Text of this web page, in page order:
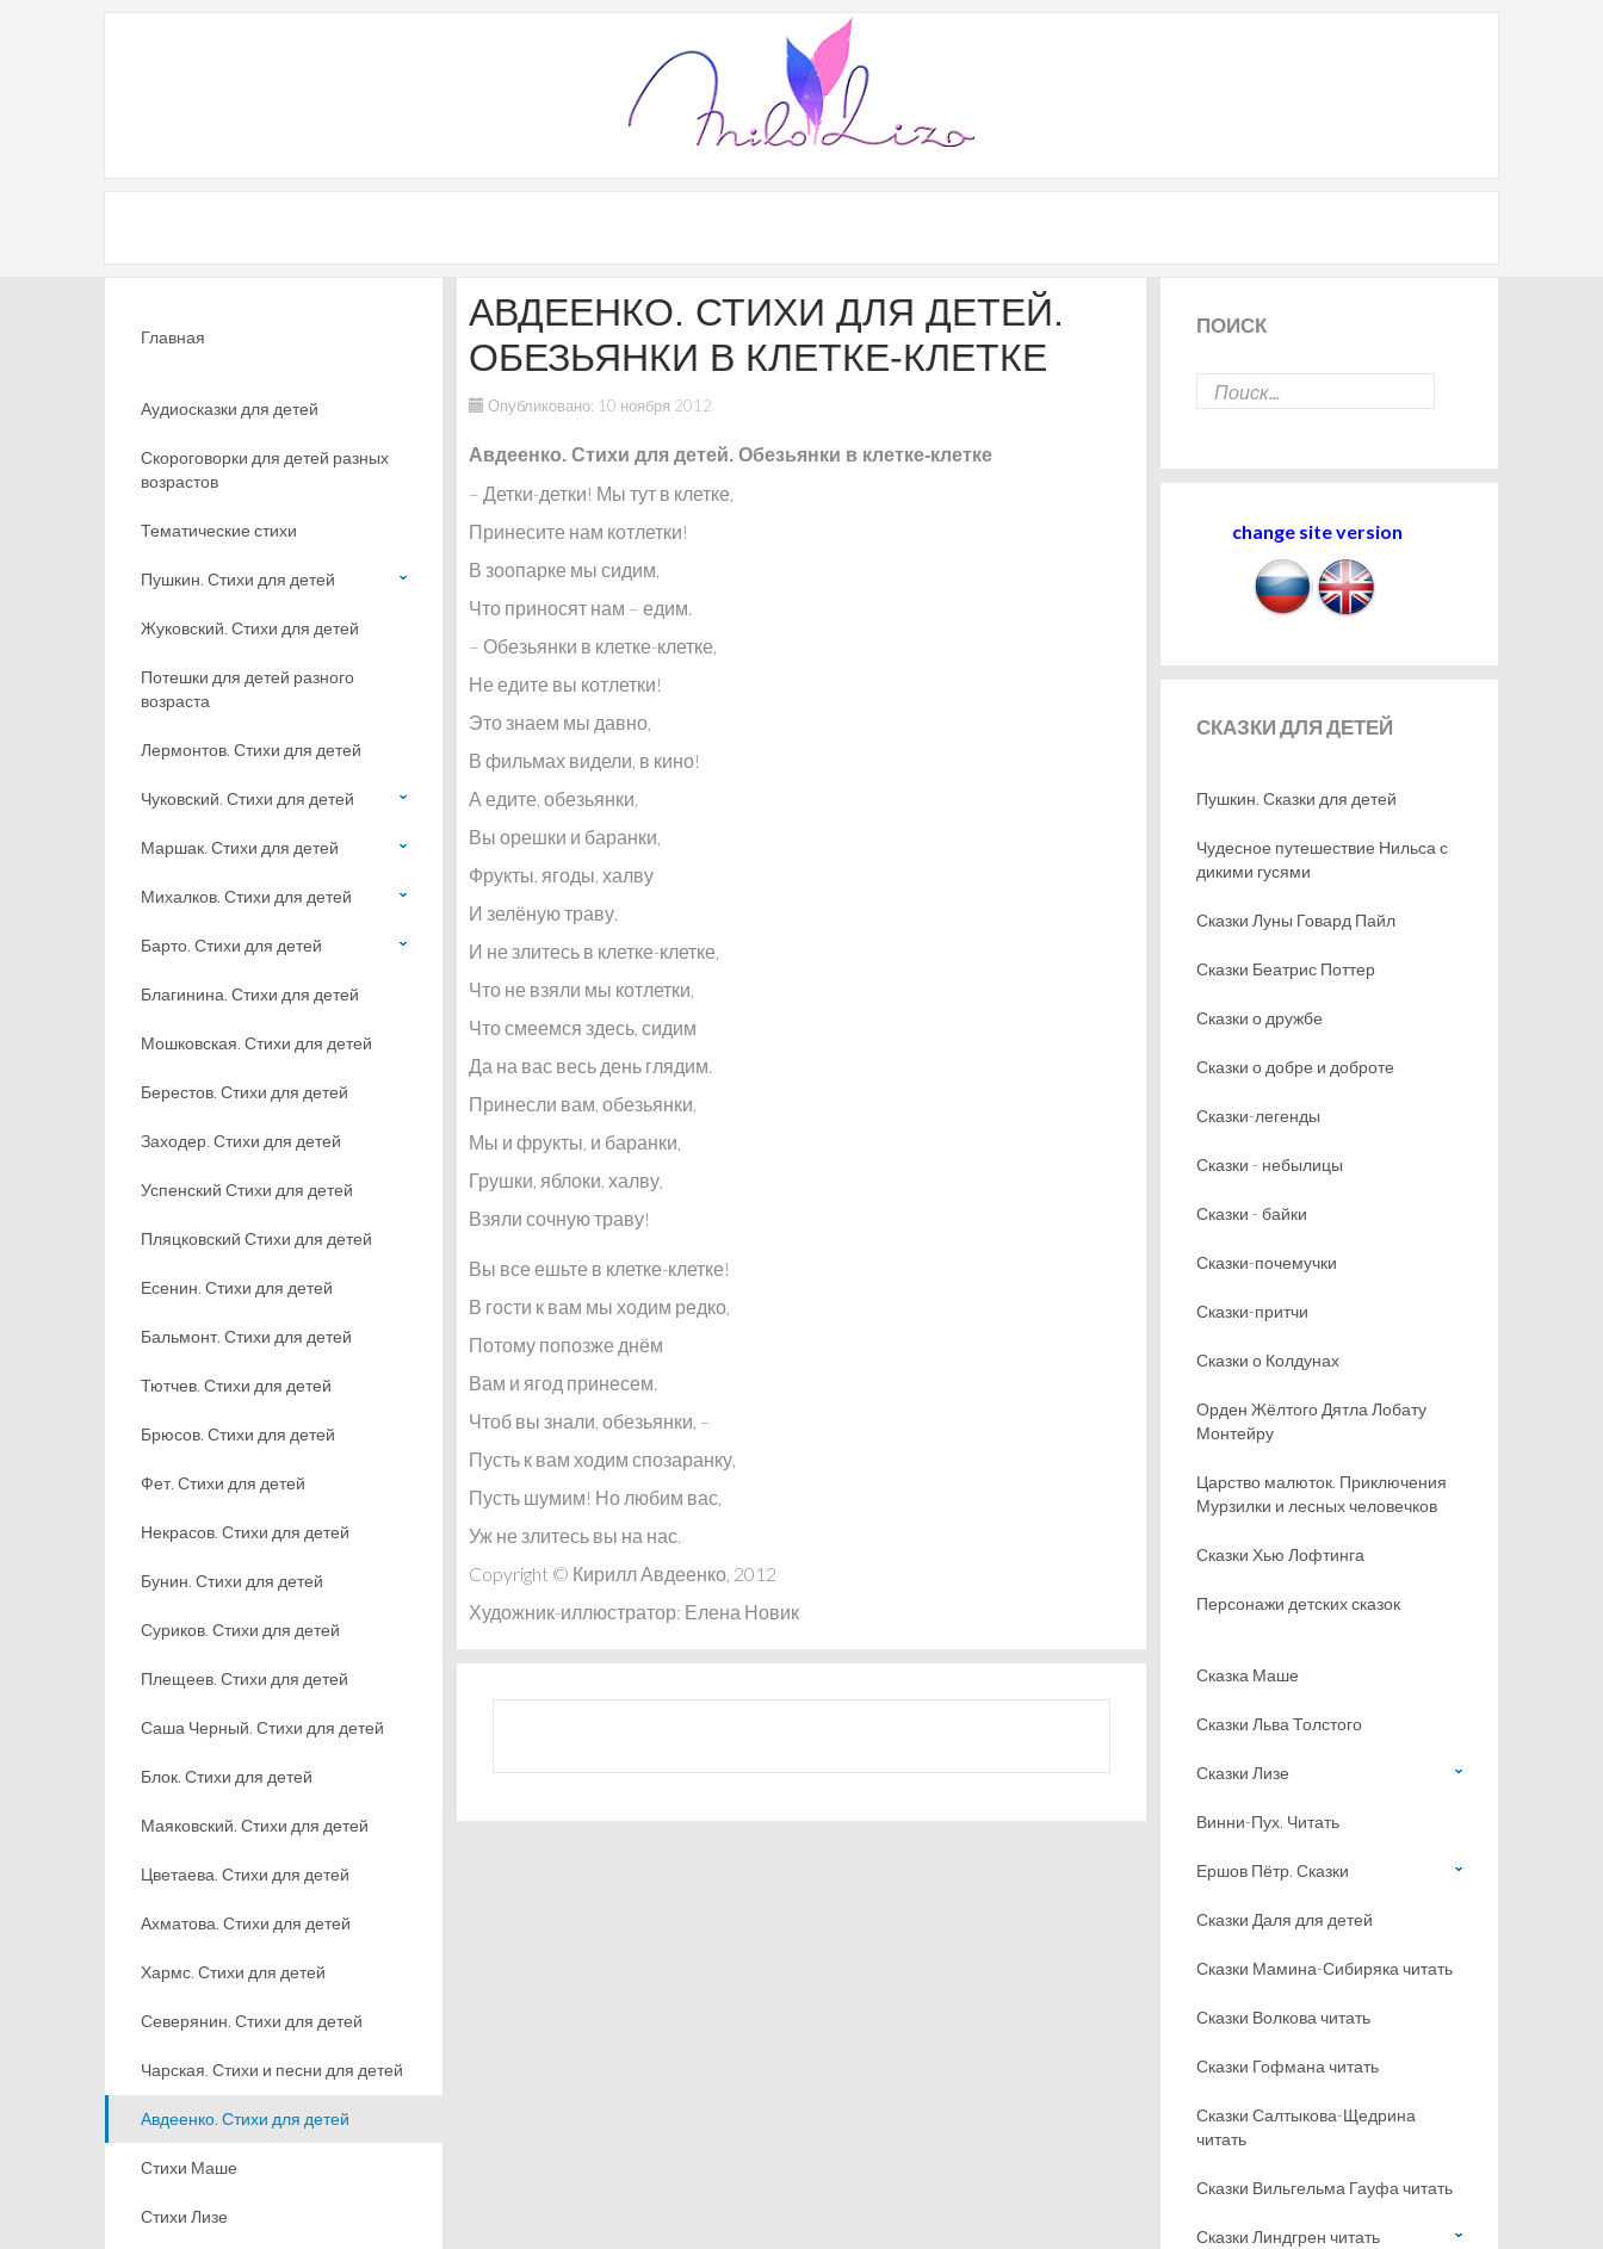
АВДЕЕНКО. СТИХИ ДЛЯ ДЕТЕЙ.
ОБЕЗЬЯНКИ В КЛЕТКЕ-КЛЕТКЕ
Опубликовано: 10 ноября 2012
Авдеенко. Стихи для детей. Обезьянки в клетке-клетке
– Детки-детки! Мы тут в клетке,
Принесите нам котлетки!
В зоопарке мы сидим,
Что приносят нам – едим.
– Обезьянки в клетке-клетке,
Не едите вы котлетки!
Это знаем мы давно,
В фильмах видели, в кино!
А едите, обезьянки,
Вы орешки и баранки,
Фрукты, ягоды, халву
И зелёную траву.
И не злитесь в клетке-клетке,
Что не взяли мы котлетки,
Что смеемся здесь, сидим
Да на вас весь день глядим.
Принесли вам, обезьянки,
Мы и фрукты, и баранки,
Грушки, яблоки, халву,
Взяли сочную траву!
Вы все ешьте в клетке-клетке!
В гости к вам мы ходим редко,
Потому попозже днём
Вам и ягод принесем.
Чтоб вы знали, обезьянки, –
Пусть к вам ходим спозаранку,
Пусть шумим! Но любим вас,
Уж не злитесь вы на нас.
Copyright © Кирилл Авдеенко, 2012
Художник-иллюстратор: Елена Новик
Главная
Аудиосказки для детей
Скороговорки для детей разных
возрастов
Тематические стихи
Пушкин. Стихи для детей
Жуковский. Стихи для детей
Потешки для детей разного
возраста
Лермонтов. Стихи для детей
Чуковский. Стихи для детей
Маршак. Стихи для детей
Михалков. Стихи для детей
Барто. Стихи для детей
Благинина. Стихи для детей
Мошковская. Стихи для детей
Берестов. Стихи для детей
Заходер. Стихи для детей
Успенский Стихи для детей
Пляцковский Стихи для детей
Есенин. Стихи для детей
Бальмонт. Стихи для детей
Тютчев. Стихи для детей
Брюсов. Стихи для детей
Фет. Стихи для детей
Некрасов. Стихи для детей
Бунин. Стихи для детей
Суриков. Стихи для детей
Плещеев. Стихи для детей
Саша Черный. Стихи для детей
Блок. Стихи для детей
Маяковский. Стихи для детей
Цветаева. Стихи для детей
Ахматова. Стихи для детей
Хармс. Стихи для детей
Северянин. Стихи для детей
Чарская. Стихи и песни для детей
Авдеенко. Стихи для детей
Стихи Маше
Стихи Лизе
ПОИСК
change site version
СКАЗКИДЛЯ ДЕТЕЙ
Пушкин. Сказки для детей
Чудесное путешествие Нильса с
дикими гусями
Сказки Луны Говард Пайл
Сказки Беатрис Поттер
Сказки о дружбе
Сказки о добре и доброте
Сказки-легенды
Сказки - небылицы
Сказки - байки
Сказки-почемучки
Сказки-притчи
Сказки о Колдунах
Орден Жёлтого Дятла Лобату
Монтейру
Царство малюток. Приключения
Мурзилки и лесных человечков
Сказки Хью Лофтинга
Персонажи детских сказок
Сказка Маше
Сказки Льва Толстого
Сказки Лизе
Винни-Пух. Читать
Ершов Пётр. Сказки
Сказки Даля для детей
Сказки Мамина-Сибиряка читать
Сказки Волкова читать
Сказки Гофмана читать
Сказки Салтыкова-Щедрина
читать
Сказки Вильгельма Гауфа читать
Сказки Линдгрен читать